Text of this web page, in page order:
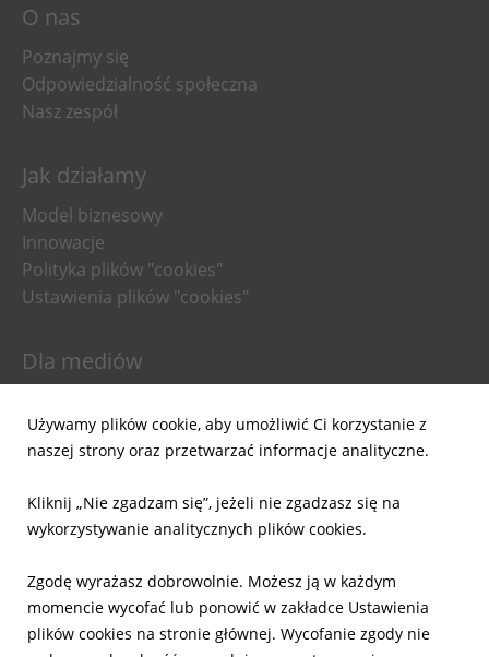
O nas
Poznajmy się
Odpowiedzialność społeczna
Nasz zespół
Jak działamy
Model biznesowy
Innowacje
Polityka plików "cookies"
Ustawienia plików "cookies"
Dla mediów
Materiały do pobrania
Powiadomienia email
Dla inwestorów
Raporty bieżące
Ład Korporacyjny
Akcje
Używamy plików cookie, aby umożliwić Ci korzystanie z
naszej strony oraz przetwarzać informacje analityczne.
Kliknij „Nie zgadzam się”, jeżeli nie zgadzasz się na
wykorzystywanie analitycznych plików cookies.
Zgodę wyrażasz dobrowolnie. Możesz ją w każdym
momencie wycofać lub ponowić w zakładce Ustawienia
plików cookies na stronie głównej. Wycofanie zgody nie